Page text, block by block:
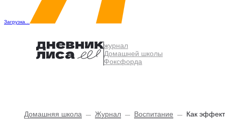
Загрузка...
журнал
Домашней школы
Фоксфорда
Домашняя школа Журнал Воспитание Как